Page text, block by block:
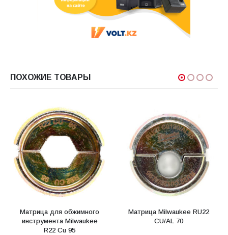
ПОХОЖИЕ ТОВАРЫ
Матрица для обжимного
инструмента Milwaukee
R22 Cu 95
Матрица Milwaukee RU22
CU/AL 70